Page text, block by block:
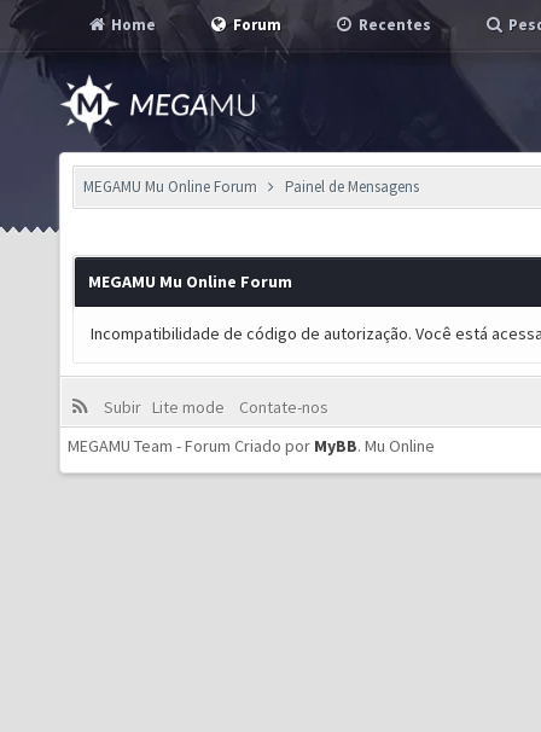
Home Forum Recentes
MEGAMU Mu Online Forum Painel de Mensagens
MEGAMU Mu Online Forum
Incompatibilidade de código de autorização. Você está
Subir Lite mode
Contate-nos
MEGAMU Team - Forum Criado por MyBB. Mu Online